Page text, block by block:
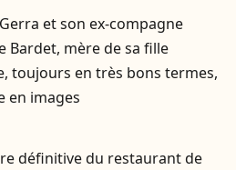
et son ex-compagne
Bardet, mère de sa fille
toujours en très bons termes,
en images
définitive du restaurant de